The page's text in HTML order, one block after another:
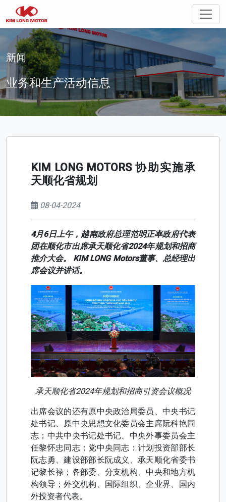
切换
新闻
业务和生产活动信息
KIM LONG MOTORS 协助实施承
天顺化省规划
08-04-2024
4月6日上午，越南政府总理范明正率政府代表
团在顺化市出席承天顺化省2024年规划和招商
推介大会。 KIM LONG Motors董事、总经理出
席会议并讲话。
承天顺化省2024年规划和招商引资会议概况
出席会议的还有原中央政治局委员、中央书记
处书记、原中央思想文化委员会主席阮科艳同
志；中共中央书记处书记、中央外事委员会主
任黎怀忠同志；党中央同志：计划投资部部长
阮志勇、建设部部长阮成义、承天顺化省委书
记黎长禄；各部委、分支机构、中央和地方机
构领导；外交机构、国际组织、企业界、国内
外投资者代表。